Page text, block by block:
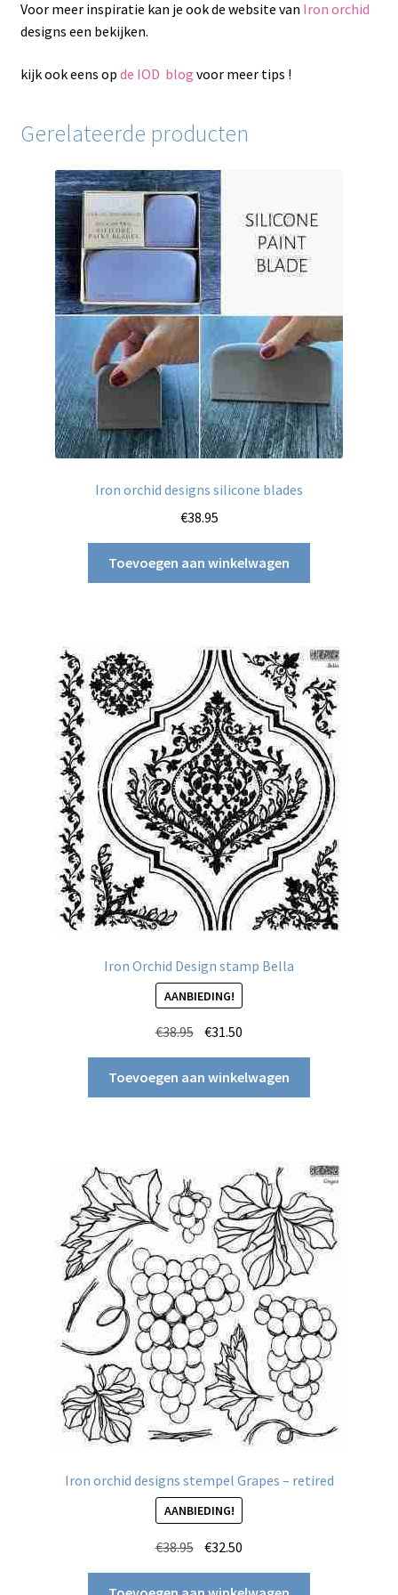
Voor meer inspiratie kan je ook de website van Iron orchid
designs een bekijken.
kijk ook eens op de IOD blog voor meer tips !
Gerelateerde producten
Iron orchid designs silicone blades
€38.95
Toevoegen aan winkelwagen
Iron Orchid Design stamp Bella
AANBIEDING!
€38.95 Oorspronkelijke
prijs
was:
€38.95.
€31.50
prijs
is:
€31.50.
Toevoegen aan winkelwagen
Iron orchid designs stempel Grapes – retired
AANBIEDING!
€38.95 Oorspronkelijke
was:
€32.50
is: